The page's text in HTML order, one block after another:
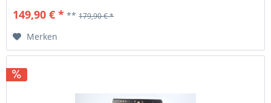
robusten Bauweise und der hochwertigen Komponenten...
149,90 € * **179,90 € *
Merken